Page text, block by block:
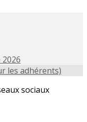
les adhérents)
sociaux